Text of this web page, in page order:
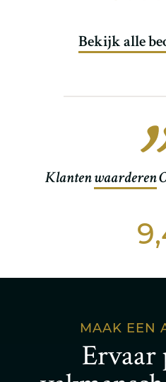
Bekijk alle
Klantenwaarderen
MAAK EEN
Ervaar